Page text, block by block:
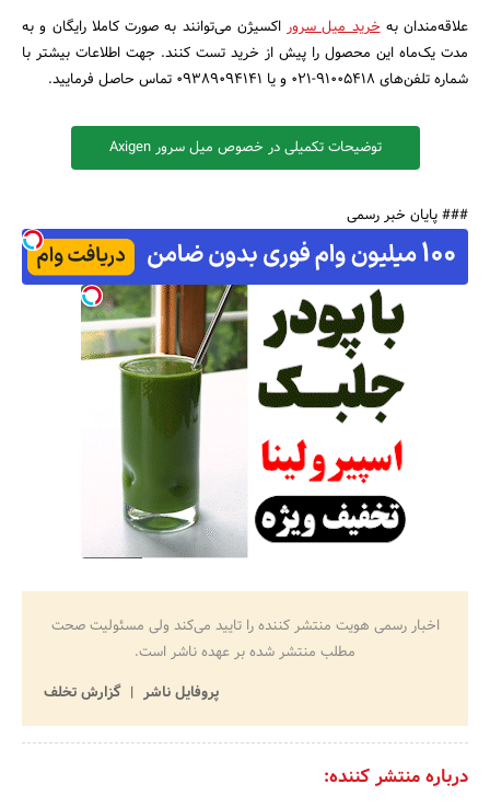
علاقه‌مندان بهخرید میل سرور اکسیژن می‌توانند به صورت کاملا رایگان و به
مدت یک‌ماه این محصول را پیش از خرید تست کنند. جهت اطلاعات بیشتر با
شماره تلفن‌های 91005418-021 و یا 09389094141 تماس حاصل فرمایید.
توضیحات تکمیلی در خصوص میل سرور Axigen
### پایان خبر رسمی
اخبار رسمی هویت منتشر کننده را تایید می‌کند ولی مسئولیت صحت
مطلب منتشر شده بر عهده ناشر است.
پروفایل ناشر
گزارش تخلف
درباره منتشر کننده: